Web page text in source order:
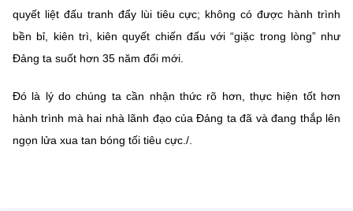
quyết liệt đấu tranh đẩy lùi tiêu cực; không có được hành trình
bền bỉ, kiên trì, kiên quyết chiến đấu với “giặc trong lòng” như
Đảng ta suốt hơn 35 năm đổi mới.
Đó là lý do chúng ta cần nhận thức rõ hơn, thực hiện tốt hơn
hành trình mà hai nhà lãnh đạo của Đảng ta đã và đang thắp lên
ngọn lửa xua tan bóng tối tiêu cực./.